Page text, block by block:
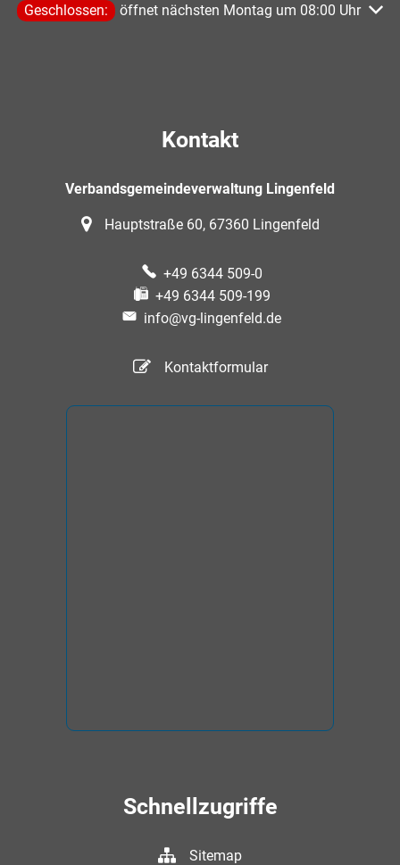
Klicken, um weitere Öffnungs- oder Schließzeiten
Geschlossen: öffnet nächsten Montag um 08:00 Uhr
Kontakt
Verbandsgemeindeverwaltung Lingenfeld
Hauptstraße 60, 67360 Lingenfeld
+49 6344 509-0
+49 6344 509-199
info@vg-lingenfeld.de
Kontaktformular
Schnellzugriffe
Sitemap